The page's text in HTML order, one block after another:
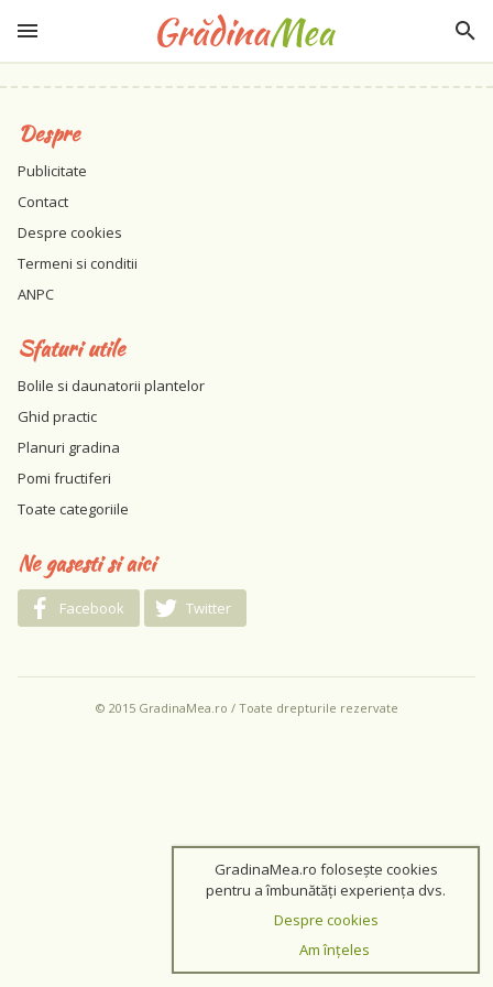
Despre
Publicitate
Contact
Despre cookies
Termeni si conditii
ANPC
Sfaturi utile
Bolile si daunatorii plantelor
Ghid practic
Planuri gradina
Pomi fructiferi
Toate categoriile
Ne gasesti si aici
Facebook Twitter
© 2015 GradinaMea.ro / Toate drepturile rezervate
GradinaMea.ro folosește cookies
pentru a îmbunătăți experiența dvs.
Despre cookies
Am înțeles